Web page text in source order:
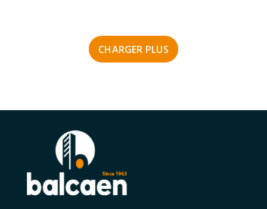
CHARGER PLUS